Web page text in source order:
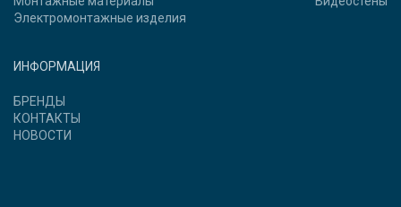
Электромонтажные изделия
ИНФОРМАЦИЯ
БРЕНДЫ
КОНТАКТЫ
НОВОСТИ